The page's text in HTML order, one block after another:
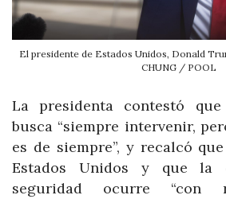
El presidente de Estados Unidos, Donald
CHUNG / POOL
La presidenta contestó que
busca “siempre intervenir,
es de siempre”, y recalcó
Estados Unidos y que la
seguridad ocurre